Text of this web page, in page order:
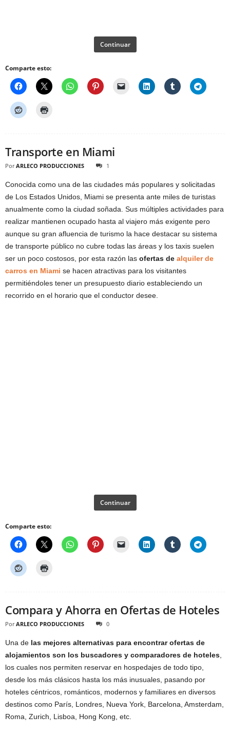
Continuar
Comparte esto:
Transporte en Miami
Por ARLECO PRODUCCIONES 1
Conocida como una de las ciudades más populares y solicitadas
de Los Estados Unidos, Miami se presenta ante miles de turistas
anualmente como la ciudad soñada. Sus múltiples actividades para
realizar mantienen ocupado hasta al viajero más exigente pero
aunque su gran afluencia de turismo la hace destacar su sistema
de transporte público no cubre todas las áreas y los taxis suelen
ser un poco costosos, por esta razón las ofertas de alquiler de
carros en Miami se hacen atractivas para los visitantes
permitiéndoles tener un presupuesto diario estableciendo un
recorrido en el horario que el conductor desee.
Continuar
Comparte esto:
Compara y Ahorra en Ofertas de Hoteles
Por ARLECO PRODUCCIONES 0
Una de las mejores alternativas para encontrar ofertas de
alojamientos son los buscadores y comparadores de hoteles
los cuales nos permiten reservar en hospedajes de todo tipo,
desde los más clásicos hasta los más inusuales, pasando por
hoteles céntricos, románticos, modernos y familiares en diversos
destinos como París, Londres, Nueva York, Barcelona, Amsterdam,
Roma, Zurich, Lisboa, Hong Kong, etc.